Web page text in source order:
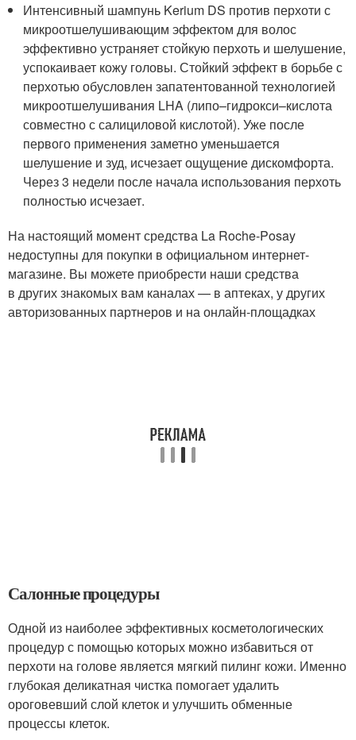
Интенсивный шампунь Kerium DS против перхоти с
микроотшелушивающим эффектом для волос
эффективно устраняет стойкую перхоть и шелушение,
успокаивает кожу головы. Стойкий эффект в борьбе с
перхотью обусловлен запатентованной технологией
микроотшелушивания LHA (липо–гидрокси–кислота
совместно с салициловой кислотой). Уже после
первого применения заметно уменьшается
шелушение и зуд, исчезает ощущение дискомфорта.
Через 3 недели после начала использования перхоть
полностью исчезает.
На настоящий момент средства La Roche-Posay
недоступны для покупки в официальном интернет-
магазине. Вы можете приобрести наши средства
в других знакомых вам каналах — в аптеках, у других
авторизованных партнеров и на онлайн-площадках
Салонные процедуры
Одной из наиболее эффективных косметологических
процедур с помощью которых можно избавиться от
перхоти на голове является мягкий пилинг кожи. Именно
глубокая деликатная чистка помогает удалить
ороговевший слой клеток и улучшить обменные
процессы клеток.